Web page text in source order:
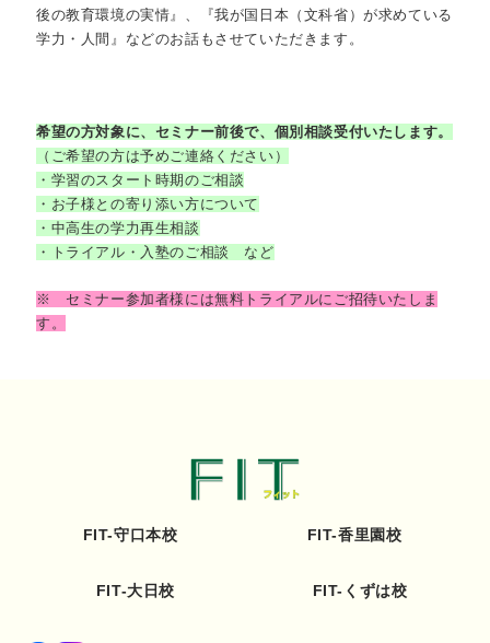
後の教育環境の実情』、『我が国日本（文科省）が求めている
学力・人間』などのお話もさせていただきます。
希望の方対象に、セミナー前後で、個別相談受付いたします。
（ご希望の方は予めご連絡ください）
・学習のスタート時期のご相談
・お子様との寄り添い方について
・中高生の学力再生相談
・トライアル・入塾のご相談 など
※ セミナー参加者様には無料トライアルにご招待いたしま
す。
FIT-守口本校 FIT-香里園校
FIT-大日校 FIT-くずは校